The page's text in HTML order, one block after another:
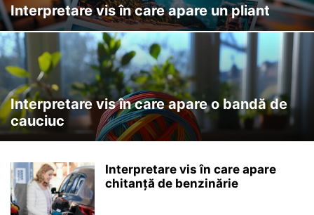
Interpretare vis în care apare un pliant
Interpretare vis în care apare o bandă de
cauciuc
Interpretare vis în care apare
chitanță de benzinărie